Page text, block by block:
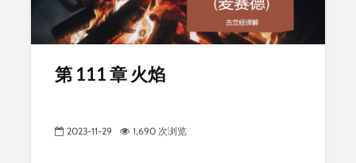
第 111 章 火焰
2023-11-29 1,690 次浏览